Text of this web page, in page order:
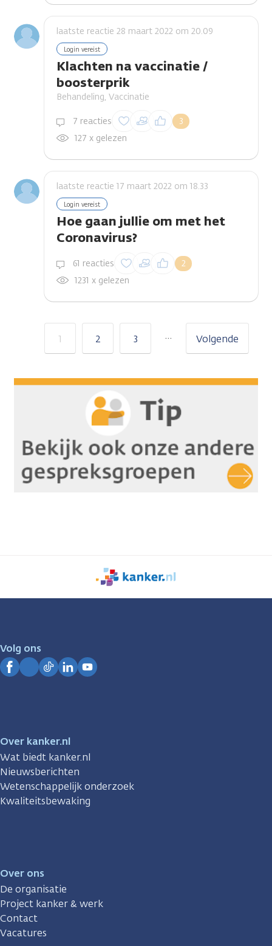
laatste reactie 28 maart 2022 om 20.09
Login vereist
Klachten na vaccinatie /
boosterprik
Behandeling, Vaccinatie
7 reacties 3
Inloggen om een
reactie te plaatsen
127 x gelezen
laatste reactie 17 maart 2022 om 18.33
Login vereist
Hoe gaan jullie om met het
Coronavirus?
61 reacties 2
Inloggen om een
reactie te plaatsen
1231 x gelezen
1 2 3 … Volgende
We
zijn
Volg ons
Over kanker.nl
Wat biedt kanker.nl
Nieuwsberichten
Wetenschappelijk onderzoek
Kwaliteitsbewaking
Over ons
De organisatie
Project kanker & werk
Contact
Vacatures